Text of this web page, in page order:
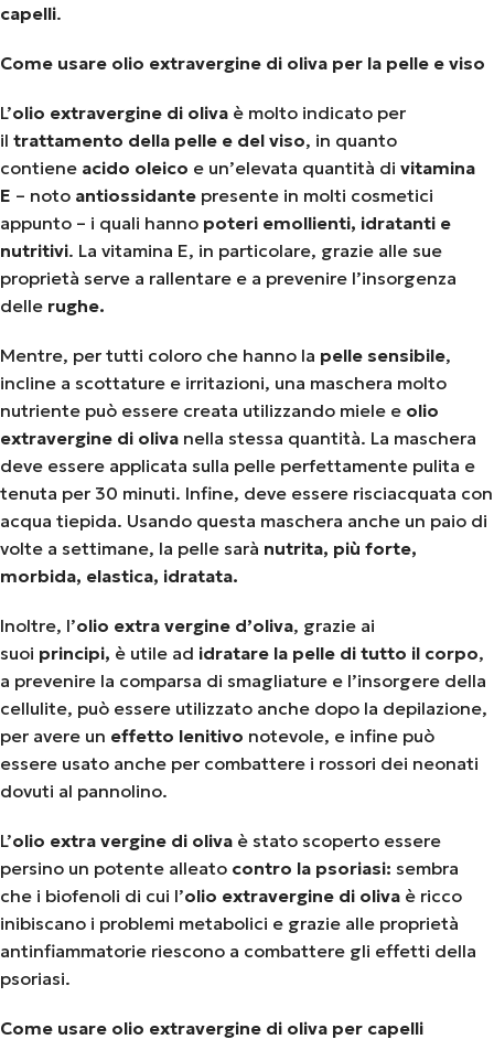
capelli.
Come usare olio extravergine di oliva per la pelle e viso
L’olio extravergine di oliva è molto indicato per
il trattamento della pelle e del viso, in quanto
contiene acido oleico e un’elevata quantità di vitamina
E – noto antiossidante presente in molti cosmetici
appunto – i quali hanno poteri emollienti, idratanti e
nutritivi. La vitamina E, in particolare, grazie alle sue
proprietà serve a rallentare e a prevenire l’insorgenza
delle rughe.
Mentre, per tutti coloro che hanno la pelle sensibile,
incline a scottature e irritazioni, una maschera molto
nutriente può essere creata utilizzando miele e olio
extravergine di oliva nella stessa quantità. La maschera
deve essere applicata sulla pelle perfettamente pulita e
tenuta per 30 minuti. Infine, deve essere risciacquata con
acqua tiepida. Usando questa maschera anche un paio di
volte a settimane, la pelle sarà nutrita, più forte,
morbida, elastica, idratata.
Inoltre, l’olio extra vergine d’oliva, grazie ai
suoi principi, è utile ad idratare la pelle di tutto il corpo,
a prevenire la comparsa di smagliature e l’insorgere della
cellulite, può essere utilizzato anche dopo la depilazione,
per avere un effetto lenitivo notevole, e infine può
essere usato anche per combattere i rossori dei neonati
dovuti al pannolino.
L’olio extra vergine di oliva è stato scoperto essere
persino un potente alleato contro la psoriasi: sembra
che i biofenoli di cui l’olio extravergine di oliva è ricco
inibiscano i problemi metabolici e grazie alle proprietà
antinfiammatorie riescono a combattere gli effetti della
psoriasi.
Come usare olio extravergine di oliva per capelli